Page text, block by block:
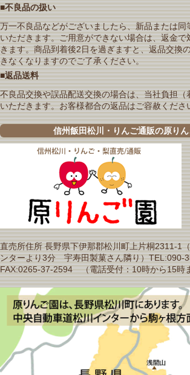
■不良品の扱い
万一不良品などがございましたら、新品または同
いただきます。ご用意ができない場合は、返金で
きます。商品到着後2日を過ぎますと、返品交換
きなくなりますのでご了承ください。
■返品送料
不良品交換や誤品配送交換の場合は、当社負担（
いただきます。お客様都合の返品はご容赦くださ
信州飯田松川・りんご通販の原りん
直売所住所 長野県下伊那郡松川町上片桐2311-1
ンターより3分 宇寿田製菓さん隣り）TEL:090-
FAX:0265-37-2594 （電話受付：10時から15